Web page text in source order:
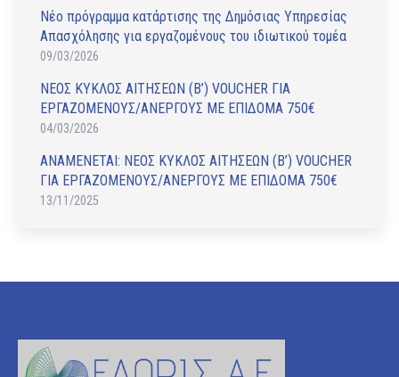
Νέο πρόγραμμα κατάρτισης της Δημόσιας Υπηρεσίας
Απασχόλησης για εργαζομένους του ιδιωτικού τομέα
09/03/2026
ΝΕΟΣ ΚΥΚΛΟΣ ΑΙΤΗΣΕΩΝ (Β’) VOUCHER ΓΙΑ
ΕΡΓΑΖΟΜΕΝΟΥΣ/ΑΝΕΡΓΟΥΣ ΜΕ ΕΠΙΔΟΜΑ 750€
04/03/2026
ΑΝAΜΕΝΕΤΑΙ: ΝΕΟΣ ΚΥΚΛΟΣ ΑΙΤΗΣΕΩΝ (Β’) VOUCHER
ΓΙΑ ΕΡΓΑΖΟΜΕΝΟΥΣ/ΑΝΕΡΓΟΥΣ ΜΕ ΕΠΙΔΟΜΑ 750€
13/11/2025